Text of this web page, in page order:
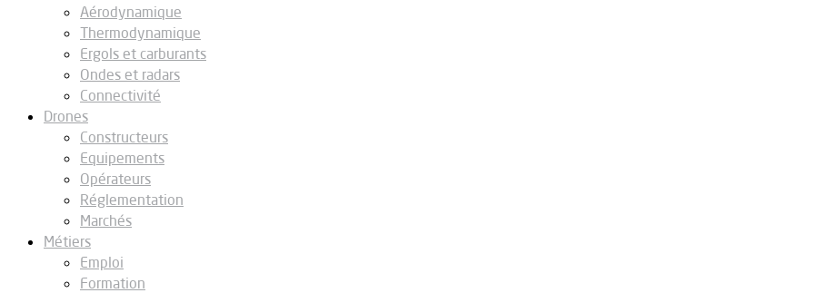
Aérodynamique
Thermodynamique
Ergols et carburants
Ondes et radars
Connectivité
Drones
Constructeurs
Equipements
Opérateurs
Réglementation
Marchés
Métiers
Emploi
Formation